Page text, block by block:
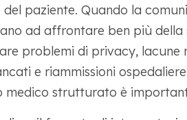
paziente. Quando la
ad affrontare ben più della
problemi di privacy, lacune
e riammissioni
medico strutturato è